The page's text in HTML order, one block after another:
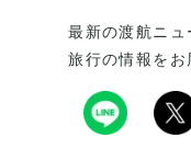
最新の渡航ニュ
旅行の情報を